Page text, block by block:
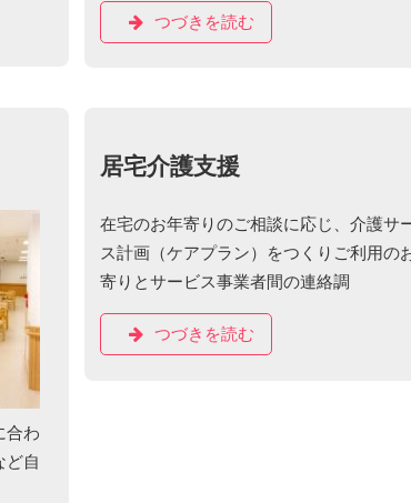
つづきを読む
合わ
ど自
居宅介護支援
在宅のお年寄りのご相談に応じ、介護サ
ス計画（ケアプラン）をつくりご利用の
寄りとサービス事業者間の連絡調
つづきを読む